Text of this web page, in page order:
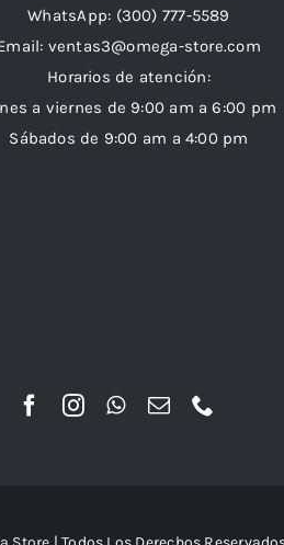
WhatsApp: (300) 777-5589
ventas3@omega-store.com
Horarios de atención:
a viernes de 9:00 am a 6:00 pm
Sábados de 9:00 am a 4:00 pm